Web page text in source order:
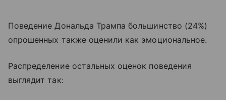
Поведение Дональда Трампа большинство (24%)
опрошенных также оценили как эмоциональное.
Распределение остальных оценок поведения
выглядит так: